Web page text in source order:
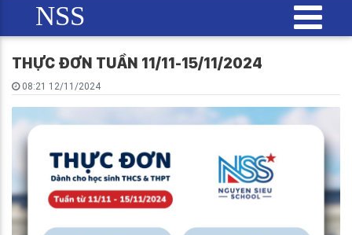
NSS
THỰC ĐƠN TUẦN 11/11-15/11/2024
08:21 12/11/2024